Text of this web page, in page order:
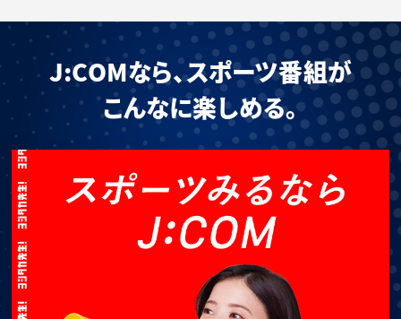
J:COMなら、スポーツ番組が
こんなに楽しめる。